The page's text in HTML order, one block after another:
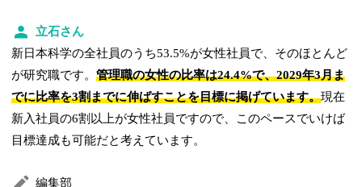
立石さん
新日本科学の全社員のうち53.5%が女性社員で、そのほとんど
が研究職です。管理職の女性の比率は24.4%で、2029年3月ま
でに比率を3割までに伸ばすことを目標に掲げています。現在
新入社員の6割以上が女性社員ですので、このペースでいけば
目標達成も可能だと考えています。
編集部